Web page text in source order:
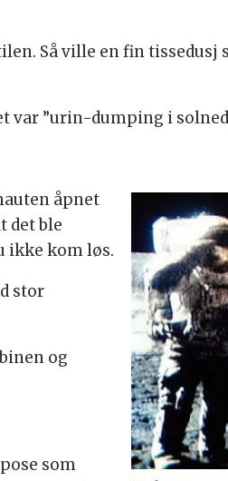
Så ville en fin
var ”urin-dumping i
åpnet
det ble
ikke kom løs.
stor
og
som